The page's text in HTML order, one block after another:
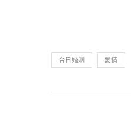
台日婚姻 愛情